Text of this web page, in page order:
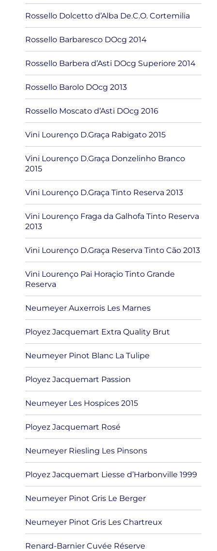
Rossello Dolcetto d’Alba De.C.O. Cortemilia
Rossello Barbaresco DOcg 2014
Rossello Barbera d’Asti DOcg Superiore 2014
Rossello Barolo DOcg 2013
Rossello Moscato d’Asti DOcg 2016
Vini Lourenço D.Graça Rabigato 2015
Vini Lourenço D.Graça Donzelinho Branco
2015
Vini Lourenço D.Graça Tinto Reserva 2013
Vini Lourenço Fraga da Galhofa Tinto Reserva
2013
Vini Lourenço D.Graça Reserva Tinto Cão 2013
Vini Lourenço Pai Horaçio Tinto Grande
Reserva
Neumeyer Auxerrois Les Marnes
Ployez Jacquemart Extra Quality Brut
Neumeyer Pinot Blanc La Tulipe
Ployez Jacquemart Passion
Neumeyer Les Hospices 2015
Ployez Jacquemart Rosé
Neumeyer Riesling Les Pinsons
Ployez Jacquemart Liesse d’Harbonville 1999
Neumeyer Pinot Gris Le Berger
Neumeyer Pinot Gris Les Chartreux
Renard-Barnier Cuvée Réserve